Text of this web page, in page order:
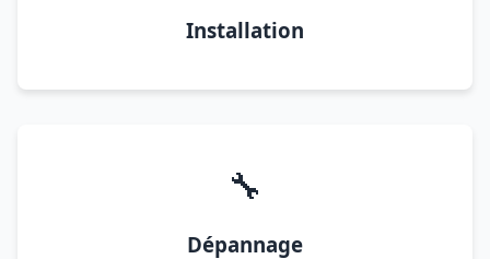
Installation
🔧
Dépannage